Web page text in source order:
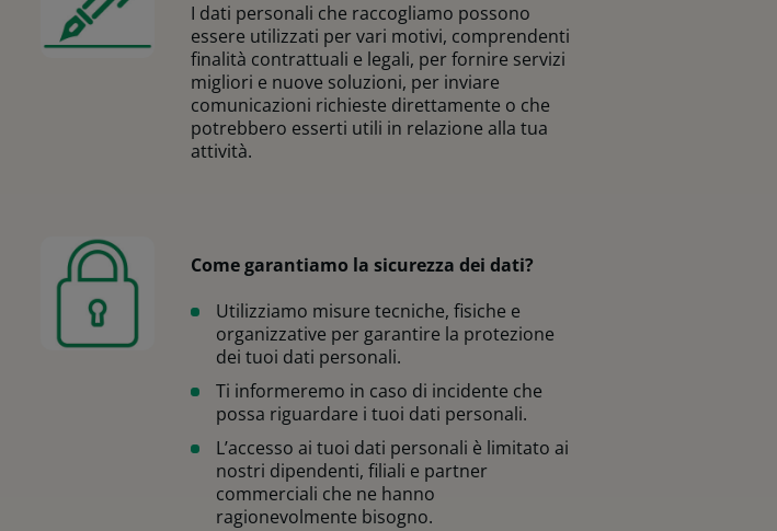
I dati personali che raccogliamo possono
essere utilizzati per vari motivi, comprendenti
finalità contrattuali e legali, per fornire servizi
migliori e nuove soluzioni, per inviare
comunicazioni richieste direttamente o che
potrebbero esserti utili in relazione alla tua
attività.
Come garantiamo la sicurezza dei dati?
Utilizziamo misure tecniche, fisiche e
organizzative per garantire la protezione
dei tuoi dati personali.
Ti informeremo in caso di incidente che
possa riguardare i tuoi dati personali.
L’accesso ai tuoi dati personali è limitato ai
nostri dipendenti, filiali e partner
commerciali che ne hanno
ragionevolmente bisogno.